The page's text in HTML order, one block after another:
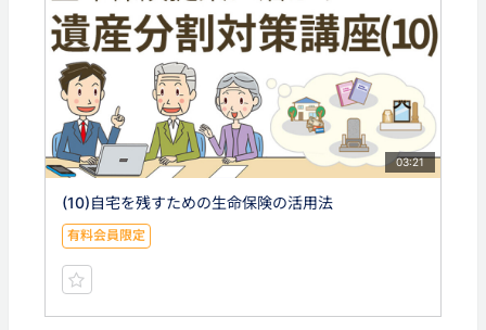
03:21
(10)自宅を残すための生命保険の活用法
有料会員限定